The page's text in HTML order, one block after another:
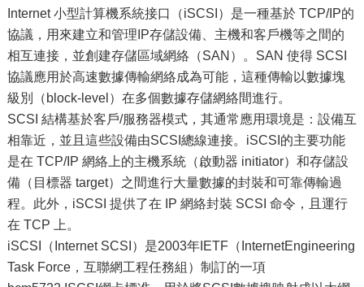
Internet 小型計算機系統接口（iSCSI）是一種基於 TCP/IP的
協議，用來建立和管理IP存儲設備、主機和客戶機等之間的
相互連接，並創建存儲區域網絡（SAN）。SAN 使得 SCSI
協議應用於高速數據傳輸網絡成為可能，這種傳輸以數據塊
級別（block-level）在多個數據存儲網絡間進行。
SCSI 結構基於客戶/服務器模式，其通常應用環境是：設備互
相靠近，並且這些設備由SCSI總線連接。iSCSI的主要功能
是在 TCP/IP 網絡上的主機系統（啟動器 initiator）和存儲設
備（目標器 target）之間進行大量數據的封裝和可靠傳輸過
程。此外，iSCSI 提供了在 IP 網絡封裝 SCSI 命令，且運行
在 TCP 上。
iSCSI（Internet SCSI）是2003年IETF（InternetEngineering
Task Force，互聯網工程任務組）制訂的一項